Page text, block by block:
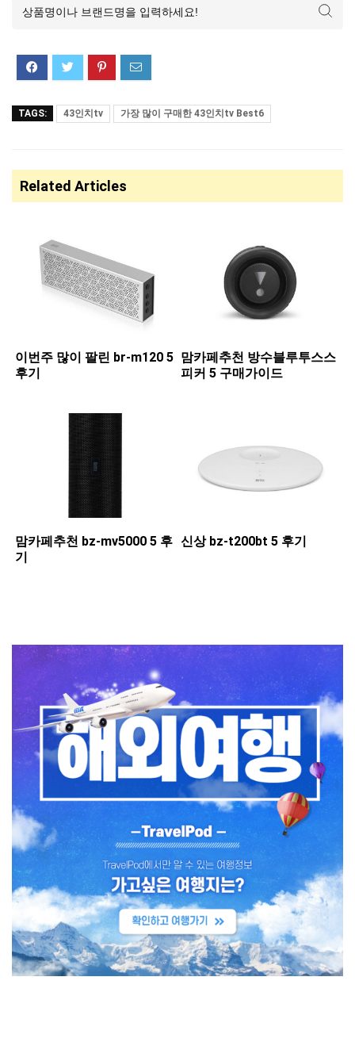
TAGS: 43인치tv 가장 많이 구매한 43인치tv Best6
Related Articles
이번주 많이 팔린 ​br-m120 5
후기
맘카페추천 ​방수블루투스스
피커 5 구매가이드
맘카페추천 ​bz-mv5000 5 후
기
신상 ​bz-t200bt 5 후기